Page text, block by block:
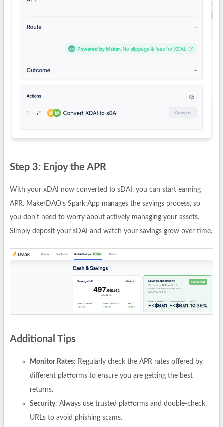
Step 3: Enjoy the APR
With your xDAI now converted to sDAI, you can start earning
APR. MakerDAO’s Spark App manages the savings process, so
you don’t need to worry about actively managing your assets.
Simply deposit your sDAI and watch your savings grow over time.
Additional Tips
Monitor Rates: Regularly check the APR rates offered by
different platforms to ensure you are getting the best
returns.
Security: Always use trusted platforms and double-check
URLs to avoid phishing scams.